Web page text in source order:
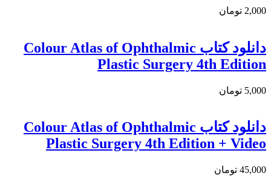
2,000 تومان
دانلود کتاب Colour Atlas of Ophthalmic
Plastic Surgery 4th Edition
5,000 تومان
دانلود کتاب Colour Atlas of Ophthalmic
Plastic Surgery 4th Edition + Video
45,000 تومان